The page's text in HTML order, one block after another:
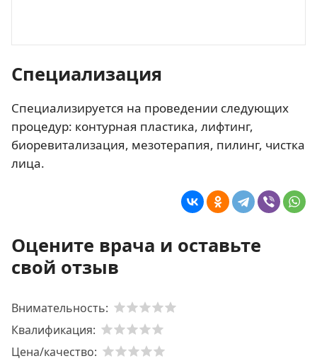
Специализация
Специализируется на проведении следующих
процедур: контурная пластика, лифтинг,
биоревитализация, мезотерапия, пилинг, чистка
лица.
Оцените врача и оставьте
свой отзыв
Внимательность:
Квалификация:
Цена/качество: